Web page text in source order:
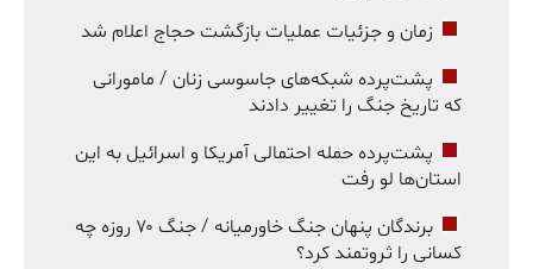
زمان و جزئیات عملیات بازگشت حجاج اعلام شد
پشت‌پرده شبکه‌های جاسوسی زنان / مامورانی
که تاریخ جنگ را تغییر دادند
پشت‌پرده حمله احتمالی آمریکا و اسرائیل به این
استان‌ها لو رفت
برندگان پنهان جنگ خاورمیانه / جنگ ۷۰ روزه چه
کسانی را ثروتمند کرد؟